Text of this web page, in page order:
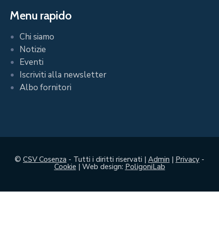
Menu rapido
Chi siamo
Notizie
Eventi
Iscriviti alla newsletter
Albo fornitori
© CSV Cosenza - Tutti i diritti riservati | Admin | Privacy -
Cookie | Web design: PoligoniLab